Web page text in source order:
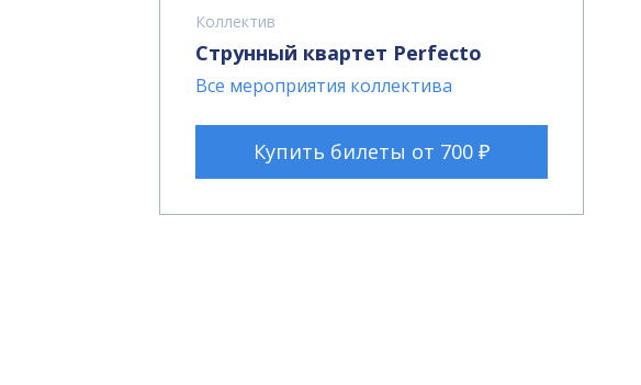
Коллектив
Струнный квартет Perfecto
Все мероприятия коллектива
Купить билеты от 700 ₽